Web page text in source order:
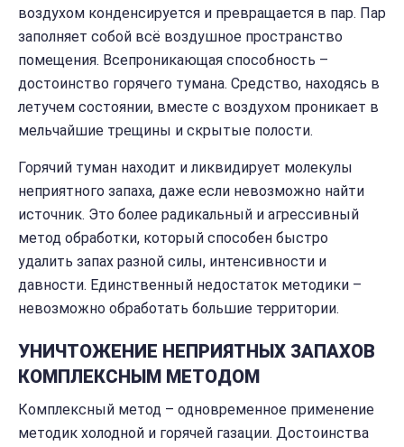
воздухом конденсируется и превращается в пар. Пар
заполняет собой всё воздушное пространство
помещения. Всепроникающая способность –
достоинство горячего тумана. Средство, находясь в
летучем состоянии, вместе с воздухом проникает в
мельчайшие трещины и скрытые полости.
Горячий туман находит и ликвидирует молекулы
неприятного запаха, даже если невозможно найти
источник. Это более радикальный и агрессивный
метод обработки, который способен быстро
удалить запах разной силы, интенсивности и
давности. Единственный недостаток методики –
невозможно обработать большие территории.
УНИЧТОЖЕНИЕ НЕПРИЯТНЫХ ЗАПАХОВ
КОМПЛЕКСНЫМ МЕТОДОМ
Комплексный метод – одновременное применение
методик холодной и горячей газации. Достоинства